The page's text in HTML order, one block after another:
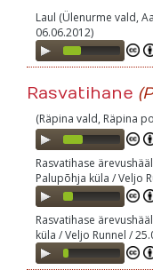
Laul (Ülenurme vald,
06.06.2012)
Audio
Player
Rasvatihane
(Räpina vald, Räpina
Audio
Player
Rasvatihase
Palupõhja küla / Veljo
Audio
Player
Rasvatihase
küla / Veljo Runnel /
Audio
Player